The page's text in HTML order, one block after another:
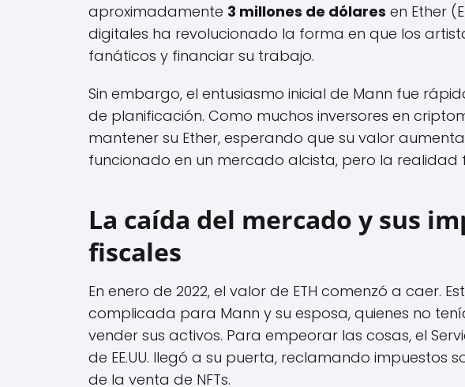
aproximadamente 3 millones de dólares en Ether
digitales ha revolucionado la forma en que los
fanáticos y financiar su trabajo.
Sin embargo, el entusiasmo inicial de Mann fue
de planificación. Como muchos inversores en
mantener su Ether, esperando que su valor
funcionado en un mercado alcista, pero la realidad
La caída del mercado y sus
fiscales
En enero de 2022, el valor de ETH comenzó a caer.
complicada para Mann y su esposa, quienes no
vender sus activos. Para empeorar las cosas, el
de EE.UU. llegó a su puerta, reclamando impuestos
de la venta de NFTs.